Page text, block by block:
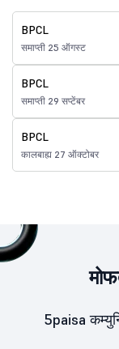
BPCL
समाप्ती 25 ऑगस्ट
BPCL
समाप्ती 29 सप्टेंबर
BPCL
कालबाह्य 27 ऑक्टोबर
5paisa